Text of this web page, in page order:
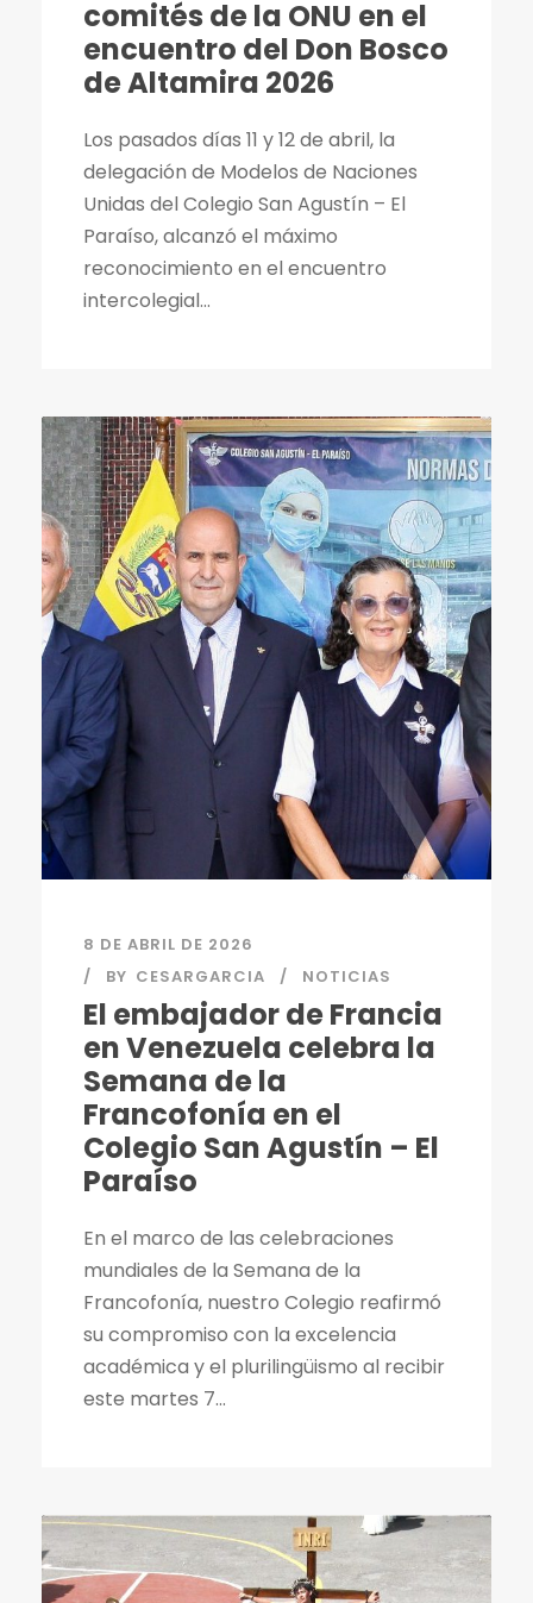
comités de la ONU en el
encuentro del Don Bosco
de Altamira 2026
Los pasados días 11 y 12 de abril, la
delegación de Modelos de Naciones
Unidas del Colegio San Agustín – El
Paraíso, alcanzó el máximo
reconocimiento en el encuentro
intercolegial...
8 DE ABRIL DE 2026
BY CESARGARCIA NOTICIAS
El embajador de Francia
en Venezuela celebra la
Semana de la
Francofonía en el
Colegio San Agustín – El
Paraíso
En el marco de las celebraciones
mundiales de la Semana de la
Francofonía, nuestro Colegio reafirmó
su compromiso con la excelencia
académica y el plurilingüismo al recibir
este martes 7...